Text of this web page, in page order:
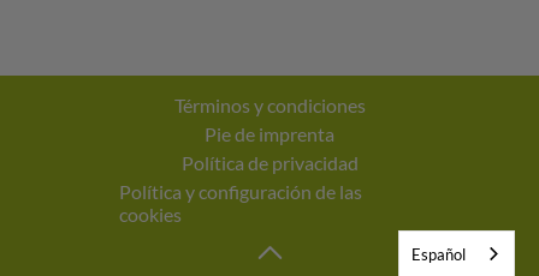
Términos y condiciones
Pie de imprenta
Política de privacidad
Política y configuración de las
cookies
Español